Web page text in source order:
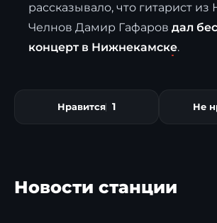
рассказывало, что гитарист
Челнов Дамир Гафаров дал
концерт в Нижнекамске.
Нравится 1 Не
Новости станции